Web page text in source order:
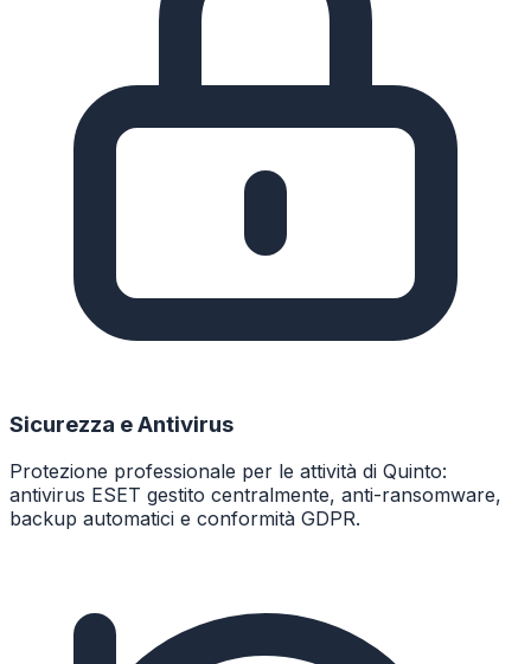
Sicurezza e Antivirus
Protezione professionale per le attività di Quinto:
antivirus ESET gestito centralmente, anti-ransomware,
backup automatici e conformità GDPR.